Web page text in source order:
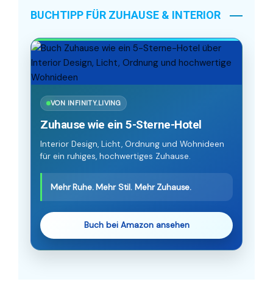
BUCHTIPP FÜR ZUHAUSE & INTERIOR
VON INFINITY.LIVING
Zuhause wie ein 5-Sterne-Hotel
Interior Design, Licht, Ordnung und Wohnideen
für ein ruhiges, hochwertiges Zuhause.
Mehr Ruhe. Mehr Stil. Mehr Zuhause.
Buch bei Amazon ansehen